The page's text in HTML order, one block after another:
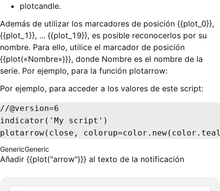
plotcandle.
Además de utilizar los marcadores de posición {{plot_0}},
{{plot_1}}, ... {{plot_19}}, es posible reconocerlos por su
nombre. Para ello, utilice el marcador de posición
{{plot(«Nombre»)}}, donde Nombre es el nombre de la
serie. Por ejemplo, para la función plotarrow:
Por ejemplo, para acceder a los valores de este script:
//@version=6
indicator('My script')
plotarrow(close,
GenericGeneric
Añadir {{plot("arrow")}} al texto de la notificación